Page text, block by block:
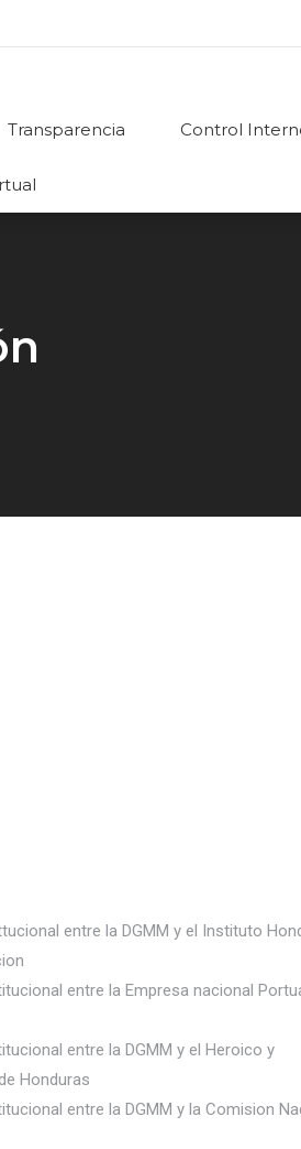
Transparencia Control
entre la DGMM y el Instituto
entre la Empresa nacional
entre la DGMM y el Heroico y
Honduras
entre la DGMM y la Comision